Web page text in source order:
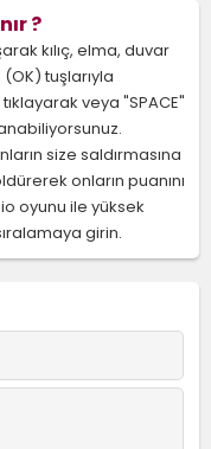
?
kılıç, elma, duvar
tuşlarıyla
veya "SPACE"
size saldırmasına
onların puanını
oyunu ile yüksek
girin.